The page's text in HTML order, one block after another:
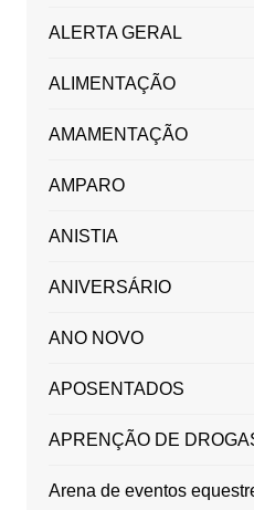
ALERTA GERAL
ALIMENTAÇÃO
AMAMENTAÇÃO
AMPARO
ANISTIA
ANIVERSÁRIO
ANO NOVO
APOSENTADOS
APRENÇÃO DE
Arena de eventos